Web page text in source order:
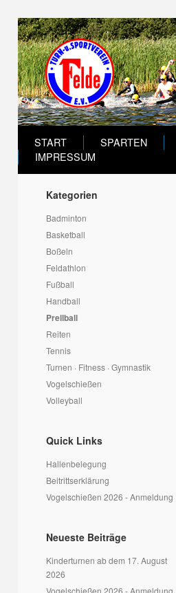
START SPARTEN
IMPRESSUM
Kategorien
Badminton
Basketball
Boßeln
Feldathlon
Fußball
Handball
Prellball
Reiten
Tennis
Turnen · Fitness · Gymnastik
Vogelschießen
Volleyball
Quick Links
Hallenbelegung
Beitrittserklärung
Vogelschießen 2026 - Anmeldung
Neueste Beiträge
Kinderturnen ab dem 17. August
2026
Vogelschießen 2026 - Anmeldung